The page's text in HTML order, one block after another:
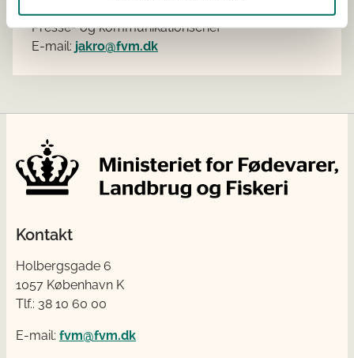
Presse- og kommunikationschef
E-mail: jakro@fvm.dk
Kontakt
Holbergsgade 6
1057 København K
Tlf.: 38 10 60 00
E-mail: fvm@fvm.dk